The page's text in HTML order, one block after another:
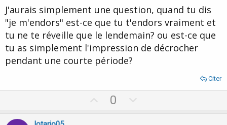
J'aurais simplement une question, quand tu dis
"je m'endors" est-ce que tu t'endors vraiment et
tu ne te réveille que le lendemain? ou est-ce que
tu as simplement l'impression de décrocher
pendant une courte période?
Citer
p
0
o